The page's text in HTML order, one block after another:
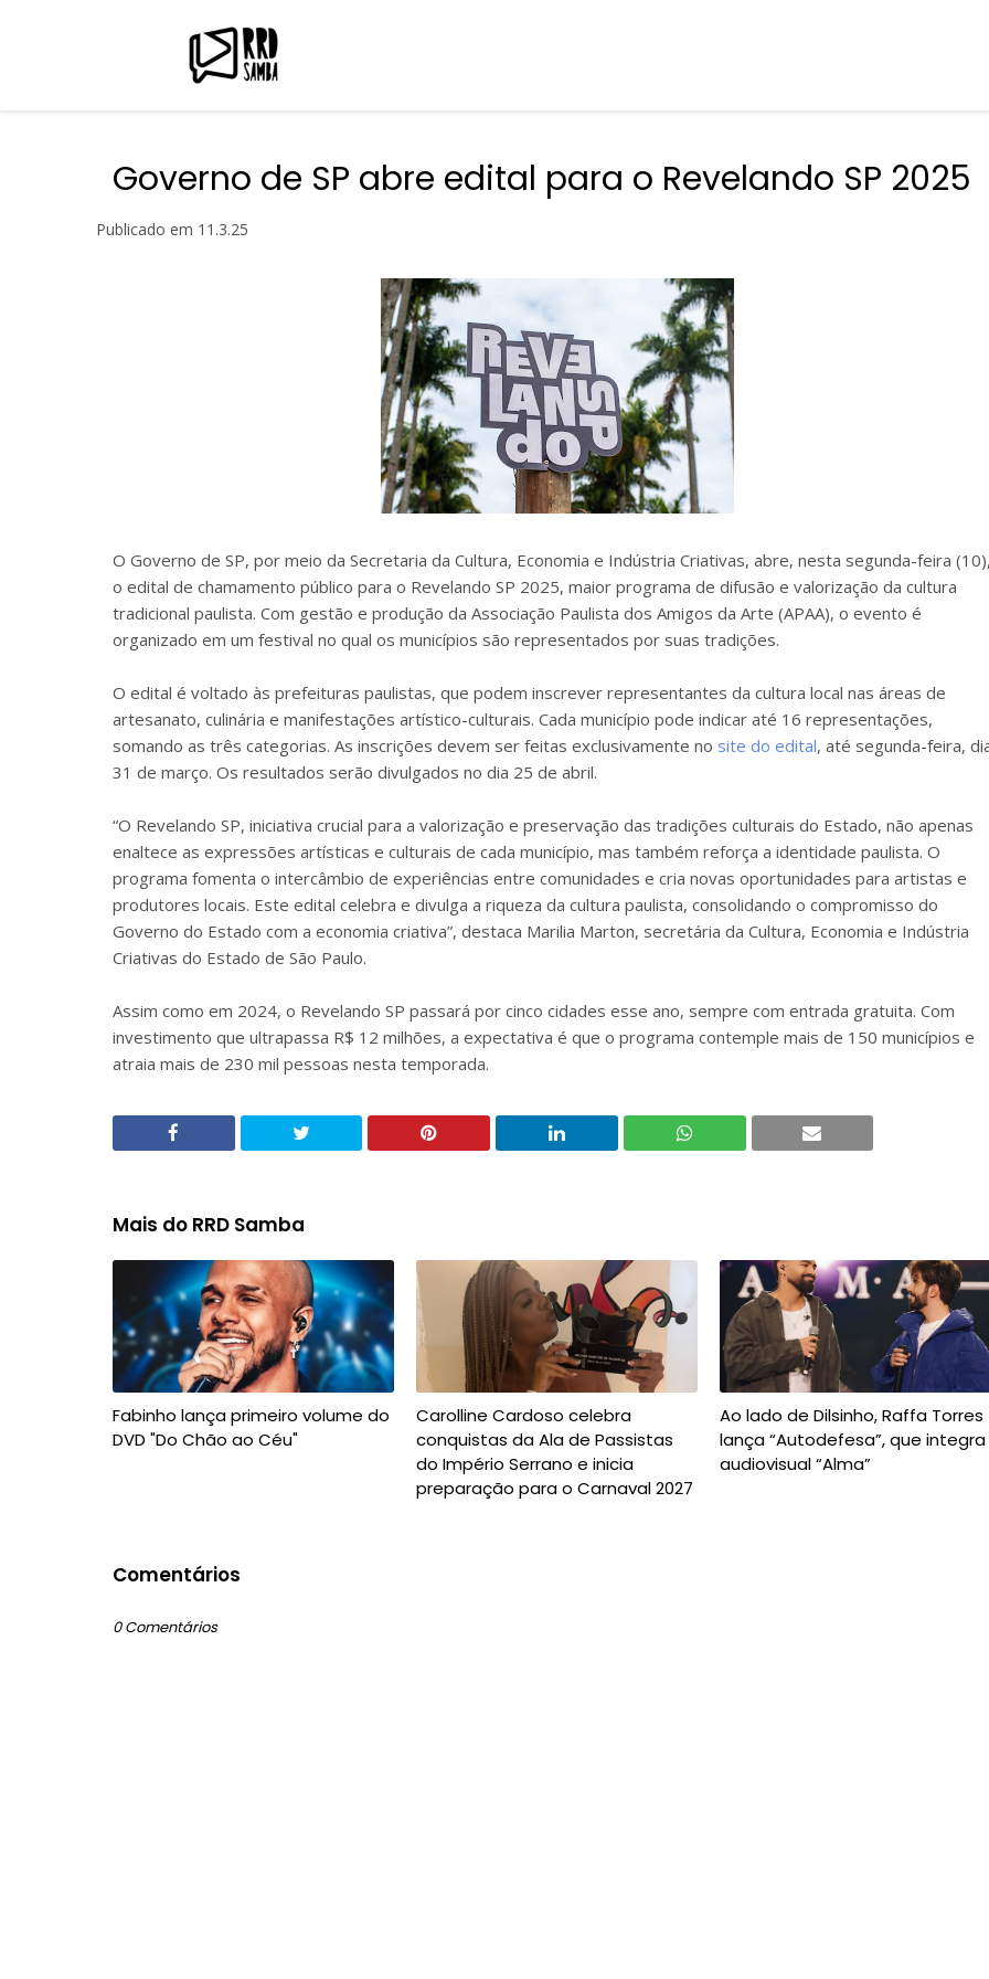
Governo de SP abre edital para o Revelando SP 2025
Publicado em 11.3.25
O Governo de SP, por meio da Secretaria da Cultura, Economia e Indústria Criativas, abre, nesta segunda-feira
o edital de chamamento público para o Revelando SP 2025, maior programa de difusão e valorização da cultura
tradicional paulista. Com gestão e produção da Associação Paulista dos Amigos da Arte (APAA), o evento é
organizado em um festival no qual os municípios são representados por suas tradições.
O edital é voltado às prefeituras paulistas, que podem inscrever representantes da cultura local nas áreas de
artesanato, culinária e manifestações artístico-culturais. Cada município pode indicar até 16 representações,
somando as três categorias. As inscrições devem ser feitas exclusivamente no site do edital, até segunda-feira,
31 de março. Os resultados serão divulgados no dia 25 de abril.
“O Revelando SP, iniciativa crucial para a valorização e preservação das tradições culturais do Estado, não apenas
enaltece as expressões artísticas e culturais de cada município, mas também reforça a identidade paulista. O
programa fomenta o intercâmbio de experiências entre comunidades e cria novas oportunidades para artistas e
produtores locais. Este edital celebra e divulga a riqueza da cultura paulista, consolidando o compromisso do
Governo do Estado com a economia criativa”, destaca Marilia Marton, secretária da Cultura, Economia e Indústria
Criativas do Estado de São Paulo.
Assim como em 2024, o Revelando SP passará por cinco cidades esse ano, sempre com entrada gratuita. Com
investimento que ultrapassa R$ 12 milhões, a expectativa é que o programa contemple mais de 150 municípios e
atraia mais de 230 mil pessoas nesta temporada.
Mais do RRD Samba
Fabinho lança primeiro volume do
DVD "Do Chão ao Céu"
Carolline Cardoso celebra
conquistas da Ala de Passistas
do Império Serrano e inicia
preparação para o Carnaval 2027
Ao lado de Dilsinho, Raffa Torres
lança “Autodefesa”, que
audiovisual “Alma”
Comentários
0 Comentários